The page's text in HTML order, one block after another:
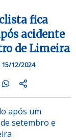
fica
acidente
de Limeira
15/12/2024
após um
setembro e